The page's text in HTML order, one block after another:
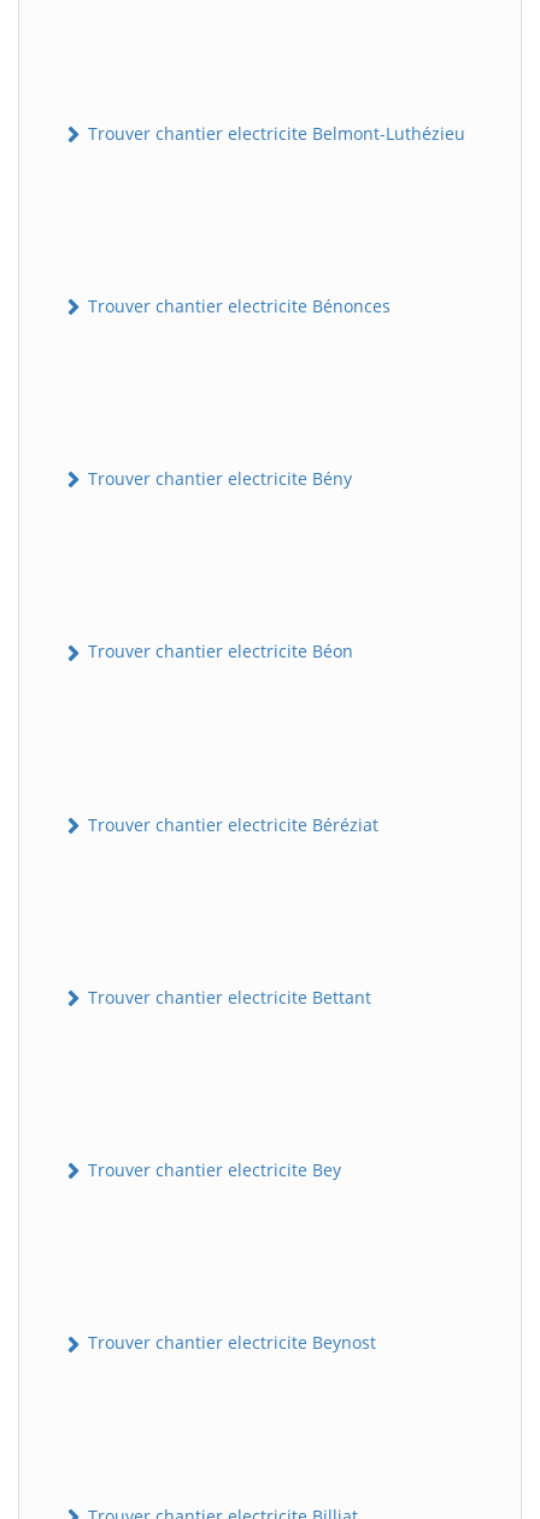
Trouver chantier electricite Belmont-Luthézieu
Trouver chantier electricite Bénonces
Trouver chantier electricite Bény
Trouver chantier electricite Béon
Trouver chantier electricite Béréziat
Trouver chantier electricite Bettant
Trouver chantier electricite Bey
Trouver chantier electricite Beynost